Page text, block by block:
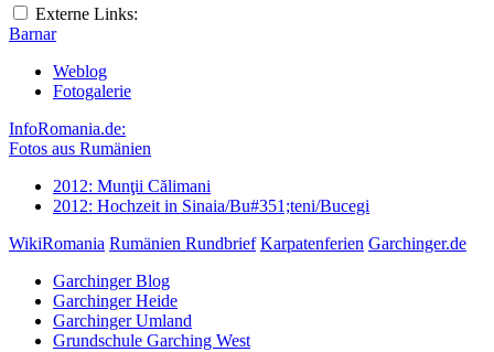
Externe Links:
Barnar
Weblog
Fotogalerie
InfoRomania.de:
Fotos aus Rumänien
2012: Munţii Călimani
2012: Hochzeit in Sinaia/Bu#351;teni/Bucegi
WikiRomania Rumänien Rundbrief Karpatenferien Garchinger.de
Garchinger Blog
Garchinger Heide
Garchinger Umland
Grundschule Garching West